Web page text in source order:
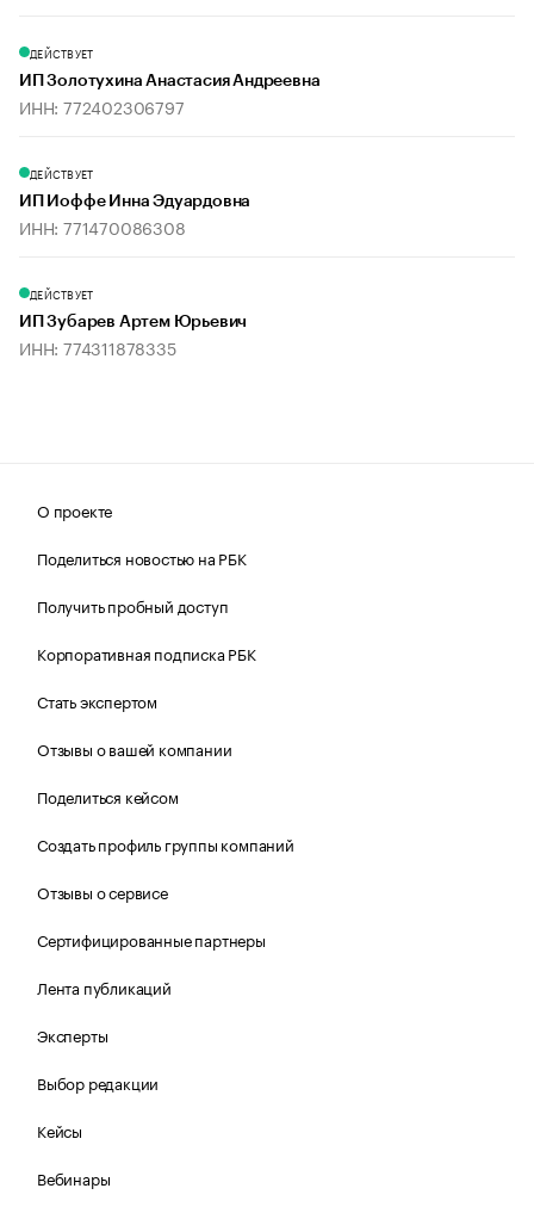
ДЕЙСТВУЕТ
ИП Золотухина Анастасия Андреевна
ИНН: 772402306797
ДЕЙСТВУЕТ
ИП Иоффе Инна Эдуардовна
ИНН: 771470086308
ДЕЙСТВУЕТ
ИП Зубарев Артем Юрьевич
ИНН: 774311878335
О проекте
Поделиться новостью на РБК
Получить пробный доступ
Корпоративная подписка РБК
Стать экспертом
Отзывы о вашей компании
Поделиться кейсом
Создать профиль группы компаний
Отзывы о сервисе
Сертифицированные партнеры
Лента публикаций
Эксперты
Выбор редакции
Кейсы
Вебинары